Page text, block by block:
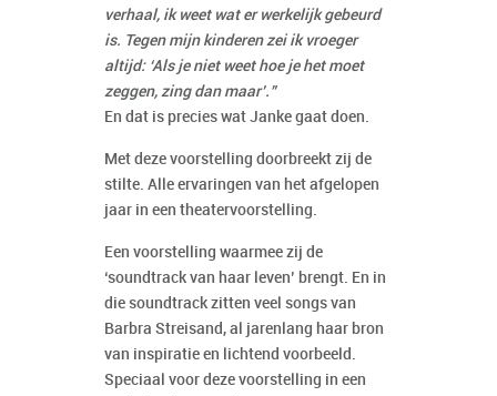
verhaal, ik weet wat er werkelijk gebeurd
is. Tegen mijn kinderen zei ik vroeger
altijd: ‘Als je niet weet hoe je het moet
zeggen, zing dan maar’.”
En dat is precies wat Janke gaat doen.
Met deze voorstelling doorbreekt zij de
stilte. Alle ervaringen van het afgelopen
jaar in een theatervoorstelling.
Een voorstelling waarmee zij de
‘soundtrack van haar leven’ brengt. En in
die soundtrack zitten veel songs van
Barbra Streisand, al jarenlang haar bron
van inspiratie en lichtend voorbeeld.
Speciaal voor deze voorstelling in een